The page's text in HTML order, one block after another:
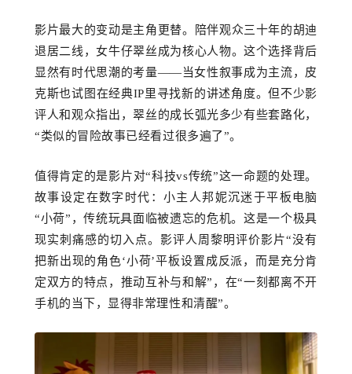
影片最大的变动是主角更替。陪伴观众三十年的胡迪
退居二线，女牛仔翠丝成为核心人物。这个选择背后
显然有时代思潮的考量——当女性叙事成为主流，皮
克斯也试图在经典IP里寻找新的讲述角度。但不少影
评人和观众指出，翠丝的成长弧光多少有些套路化，
“类似的冒险故事已经看过很多遍了”。
值得肯定的是影片对“科技vs传统”这一命题的处理。
故事设定在数字时代：小主人邦妮沉迷于平板电脑
“小荷”，传统玩具面临被遗忘的危机。这是一个极具
现实刺痛感的切入点。影评人周黎明评价影片“没有
把新出现的角色‘小荷’平板设置成反派，而是充分肯
定双方的特点，推动互补与和解”，在“一刻都离不开
手机的当下，显得非常理性和清醒”。